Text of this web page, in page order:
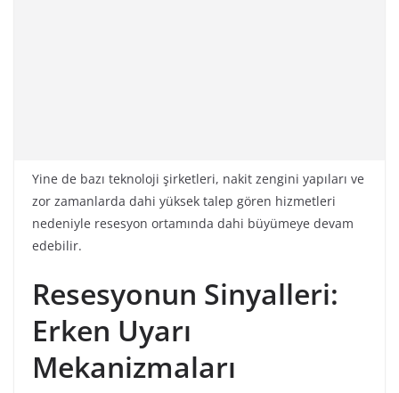
Yine de bazı teknoloji şirketleri, nakit zengini yapıları ve
zor zamanlarda dahi yüksek talep gören hizmetleri
nedeniyle resesyon ortamında dahi büyümeye devam
edebilir.
Resesyonun Sinyalleri:
Erken Uyarı
Mekanizmaları